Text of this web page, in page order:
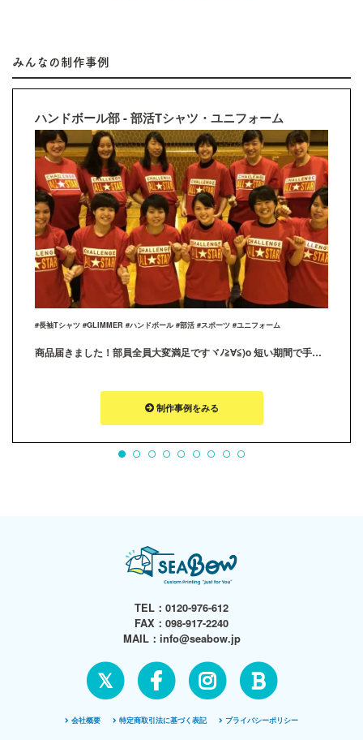
みんなの制作事例
ハンドボール部 - 部活Tシャツ・ユニフォーム
#長袖Tシャツ #GLIMMER #ハンドボール #部活 #スポーツ #ユニフォーム
商品届きました！部員全員大変満足ですヾﾉ≧∀≦)o 短い期間で手厚い対応でありがとうございました。 新入生が入部したので追加の注文を1ヶ月以内に作る予定です！ その際はまたよろしくお願いします！
制作事例をみる
TEL： 0120-976-612
FAX：098-917-2240
MAIL： info@seabow.jp
𝕏
会社概要 特定商取引法に基づく表記 プライバシーポリシー